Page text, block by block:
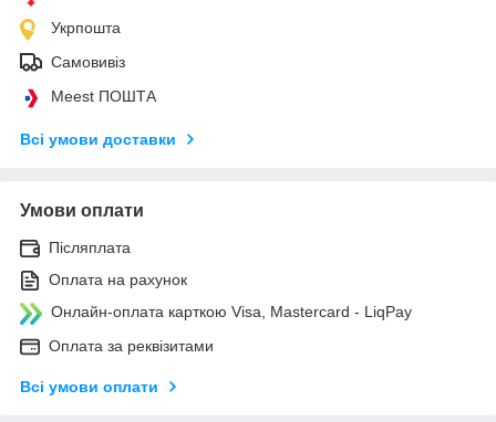
Укрпошта
Самовивіз
Meest ПОШТА
Всі умови доставки
Умови оплати
Післяплата
Оплата на рахунок
Онлайн-оплата карткою Visa, Mastercard - LiqPay
Оплата за реквізитами
Всі умови оплати